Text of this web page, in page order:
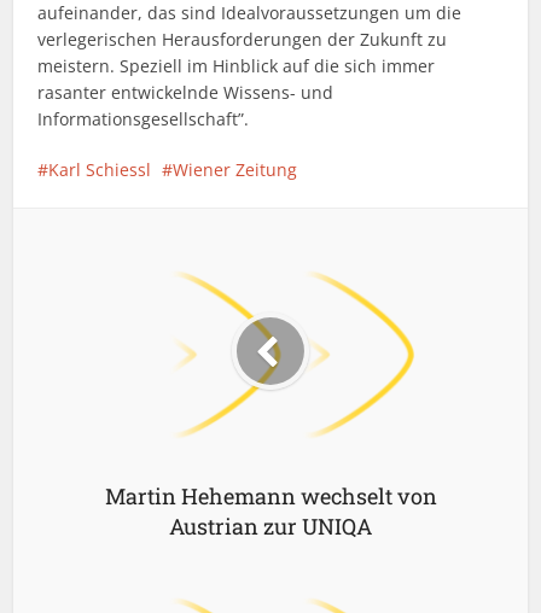
aufeinander, das sind Idealvoraussetzungen um die
verlegerischen Herausforderungen der Zukunft zu
meistern. Speziell im Hinblick auf die sich immer
rasanter entwickelnde Wissens- und
Informationsgesellschaft”.
Karl Schiessl Wiener Zeitung
Martin Hehemann wechselt von
Austrian zur UNIQA